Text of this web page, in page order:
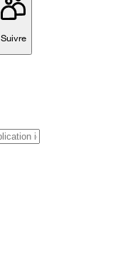
Suivre